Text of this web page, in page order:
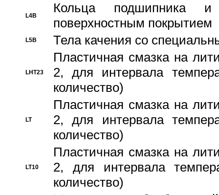
L4B
Кольца подшипника
поверхностным покрытием
L5B Тела качения со
LHT23
Пластичная смазка на
2, для интервала
количество)
LT
Пластичная смазка на
2, для интервала
количество)
LT10
Пластичная смазка на
2, для интервала
количество)